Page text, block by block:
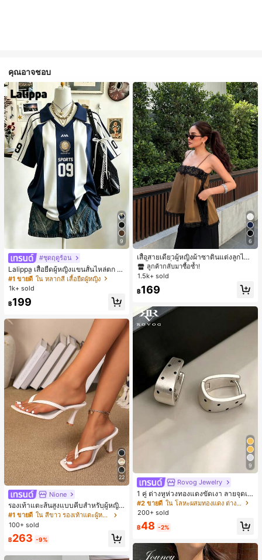
คุณอาจชอบ
9
#ชุดฤดูร้อน
Lalippa เสื้อยืดผู้หญิงแขนสั้นไหล่ตก ค
อวีปกเสื้อ ลายพิมพ์ดิจิทัลลายทาง สไตล์
สปอร์ตแฟชั่นมินิมอล ของขวัญสำหรับเ
พื่อน
#1 ขายดี ใน หลากสี เสื้อยืดผู้หญิง
1k+ sold
฿199
22
Nione
รองเท้าแตะส้นสูงแบบคีบสำหรับผู้หญิง
สไตล์คลาสสิก สีบล็อก สไตล์แฟรี่ฤดูร้อ
น ส้นเข็ม รองเท้าแตะแบบคีบ รองเท้าแ
ตะชายหาดแฟชั่นสายไขว้ รองเท้าผู้ห
ญิง สำหรับออฟฟิศ บ้าน กลางแจ้ง ดีไซ
น์หัวเหลี่ยม ชิคและหรูหรา สำหรับเดทไ
นท์
#1 ขายดี
ใน สีขาว รองเท้าแตะผู้หญิง
100+ sold
฿263 -9%
6
เสื้อสายเดี่ยวผู้หญิงผ้าซาตินแต่งลูกไม้
- เสื้อสายเดี่ยวฤดูร้อนสีคากีมีรอยผ่าด้า
นข้างที่น่าดึงดูดแบบสบายๆ
#1 ขายดี
ใน สีกากี เสื้อสตรี เสื้อเบลาส์ & Tee
ลูกค้ากลับมาซื้อซ้ำ!
#1 ขายดี
ใน สีกากี เสื้อสตรี เสื้อเบลาส์ & Tee
ลูกค้ากลับมาซื้อซ้ำ!
#1 ขายดี
ใน สีกากี เสื้อสตรี เสื้อเบลาส์ & Tee
ลูกค้ากลับมาซื้อซ้ำ!
#1 ขายดี
ลูกค้ากลับมาซื้อซ้ำ!
1.5k+ sold
฿169
9
Rovog Jewelry
1 คู่ ต่างหูห่วงทองแดงขัดเงา ลายจุดเร
ขาคณิตสไตล์มินิมอล เหมาะสำหรับสว
มใส่ประจำวันแบบสบายๆ สำหรับผู้หญิง
#2 ขายดี
ใน โลหะผสมทองแดง ต่างหูผู้หญิง
200+ sold
฿48 -2%